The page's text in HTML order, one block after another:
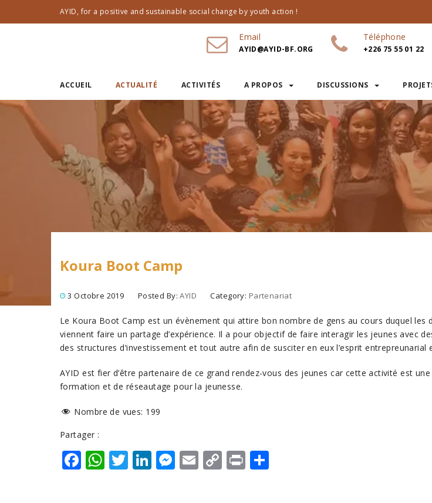
AYID, for a positive and sustainable social change by youth action !
Email
AYID@AYID-BF.ORG
Téléphone
+226 75 55 01 22
ACCUEIL ACTUALITÉ ACTIVITÉS A PROPOS DISCUSSIONS
Koura Boot Camp
3 Octobre 2019 Posted By:AYID Category: Partenariat
Le Koura Boot Camp est un évènement qui attire bon nombre de gens au cours duquel les
viennent faire un partage d’expérience. Il a pour objectif de faire interagir les jeunes avec
des structures d’investissement et tout autre afin de susciter en eux l’esprit entrepreunarial
AYID est fier d’être partenaire de ce grand rendez-vous des jeunes car cette activité est
formation et de réseautage pour la jeunesse.
Nombre de vues: 199
Partager :
F W T Li M E C P